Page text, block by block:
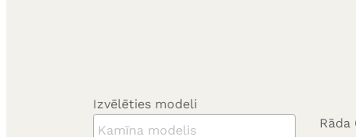
Izvēlēties modeli
Rāda